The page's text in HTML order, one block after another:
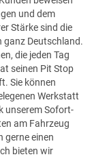
und dem
Stärke sind die
ganz Deutschland.
die jeden Tag
seinen Pit Stop
Sie können
Werkstatt
unserem Sofort-
am Fahrzeug
gerne einen
bieten wir